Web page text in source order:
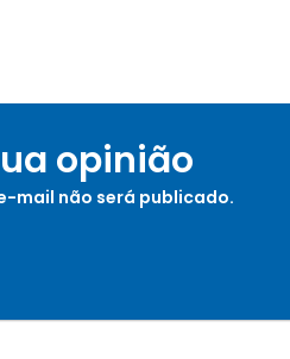
opinião
mail não será publicado.